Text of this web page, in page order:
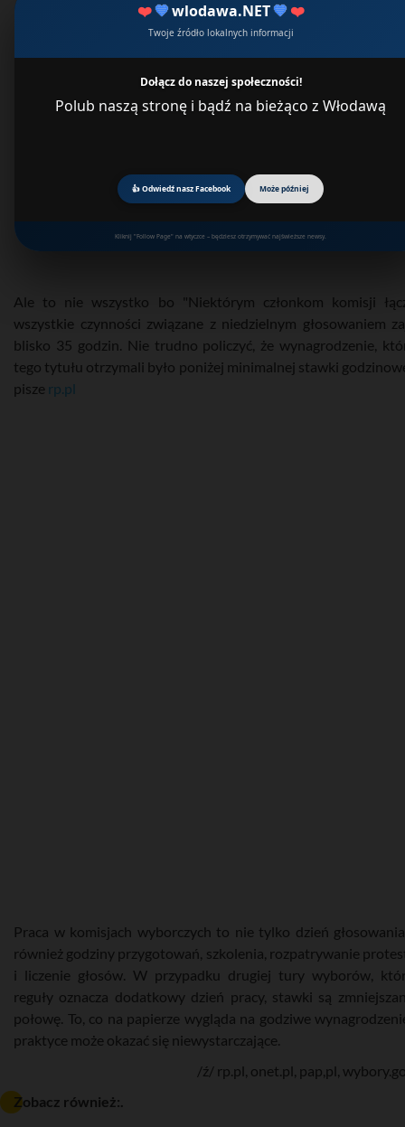
❤️ 💙wlodawa.NET 💙❤️
Twoje źródło lokalnych informacji
Dołącz do naszej społeczności!
Polub naszą stronę i bądź na bieżąco z Włodawą
👍 Odwiedź nasz Facebook Może później
Kliknij "Follow Page" na wtyczce – będziesz otrzymywać najświeższe newsy.
Ale to nie wszystko bo "Niektórym członkom komisji
wszystkie czynności związane z niedzielnym głosowaniem
blisko 35 godzin. Nie trudno policzyć, że wynagrodzenie,
tego tytułu otrzymali było poniżej minimalnej stawki
pisze rp.pl
Praca w komisjach wyborczych to nie tylko dzień
również godziny przygotowań, szkolenia, rozpatrywanie
i liczenie głosów. W przypadku drugiej tury wyborów,
reguły oznacza dodatkowy dzień pracy, stawki są
połowę. To, co na papierze wygląda na godziwe
praktyce może okazać się niewystarczające.
/ź/ rp.pl, onet.pl, pap,pl,
Zobacz również:.